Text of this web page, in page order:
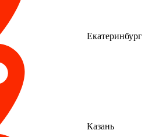
Екатеринбург
Казань